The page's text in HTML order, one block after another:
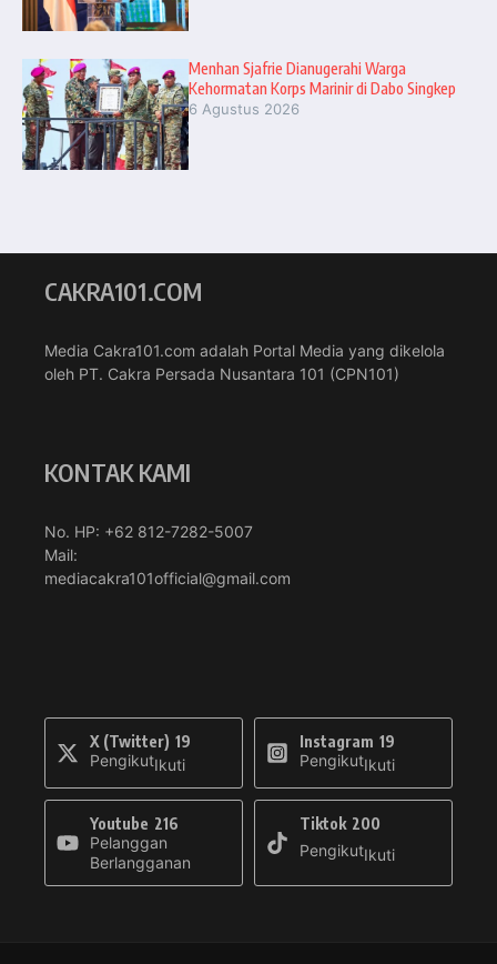
Menhan Sjafrie Dianugerahi Warga
Kehormatan Korps Marinir di Dabo Singkep
6 Agustus 2026
CAKRA101.COM
Media Cakra101.com adalah Portal Media yang dikelola
oleh PT. Cakra Persada Nusantara 101 (CPN101)
KONTAK KAMI
No. HP: +62 812-7282-5007
Mail:
mediacakra101official@gmail.com
X (Twitter) 19
PengikutIkuti
Instagram 19
PengikutIkuti
Youtube 216
Pelanggan
Berlangganan
Tiktok 200
PengikutIkuti